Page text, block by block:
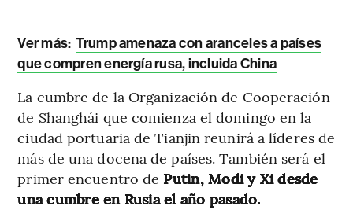
Ver más: Trump amenaza con aranceles a países
que compren energía rusa, incluida China
La cumbre de la Organización de Cooperación
de Shanghái que comienza el domingo en la
ciudad portuaria de Tianjin reunirá a líderes de
más de una docena de países. También será el
primer encuentro de Putin, Modi y Xi desde
una cumbre en Rusia el año pasado.